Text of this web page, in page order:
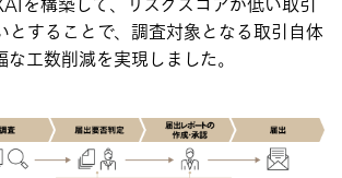
とすることで、調査対象となる取引自体
工数削減を実現しました。